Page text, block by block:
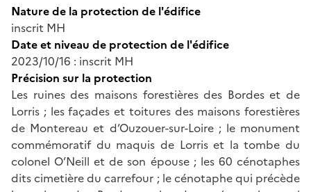
Nature de la protection de l'édifice
inscrit MH
Date et niveau de protection de l'édifice
2023/10/16 : inscrit MH
Précision sur la protection
Les ruines des maisons forestières des Bordes et de
Lorris ; les façades et toitures des maisons forestières
de Montereau et d’Ouzouer-sur-Loire ; le monument
commémoratif du maquis de Lorris et la tombe du
colonel O’Neill et de son épouse ; les 60 cénotaphes
dits cimetière du carrefour ; le cénotaphe qui précède